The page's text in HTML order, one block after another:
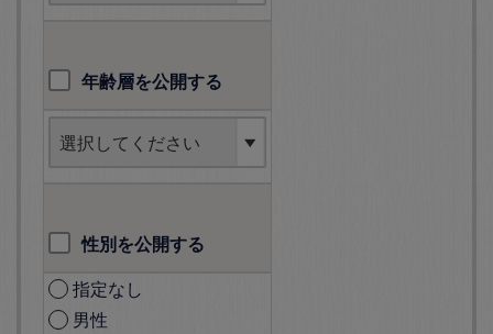
年齢層を公開する
性別を公開する
指定なし
男性